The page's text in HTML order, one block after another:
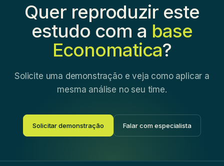
Quer reproduzir este
estudo com a base
Economatica?
Solicite uma demonstração e veja como aplicar a
mesma análise no seu time.
Solicitar demonstração Falar com especialista